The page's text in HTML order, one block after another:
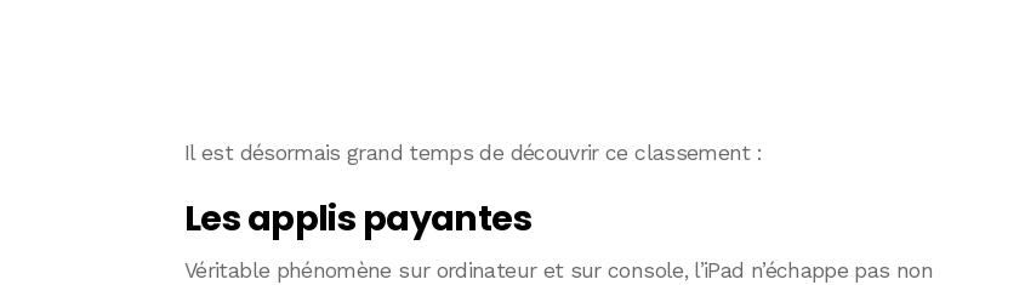
Il est désormais grand temps de découvrir ce classement :
Les applis payantes
Véritable phénomène sur ordinateur et sur console, l’iPad n’échappe pas non